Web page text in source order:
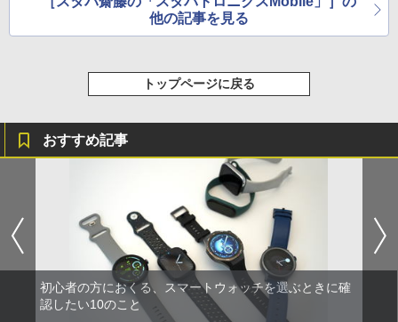
他の記事を見る
トップページに戻る
おすすめ記事
初心者の方におくる、スマートウォッチを選ぶときに確
認したい10のこと